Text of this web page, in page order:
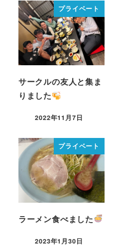
プライベート
サークルの友人と集ま
りました
2022年11月7日
プライベート
ラーメン食べました
2023年1月30日